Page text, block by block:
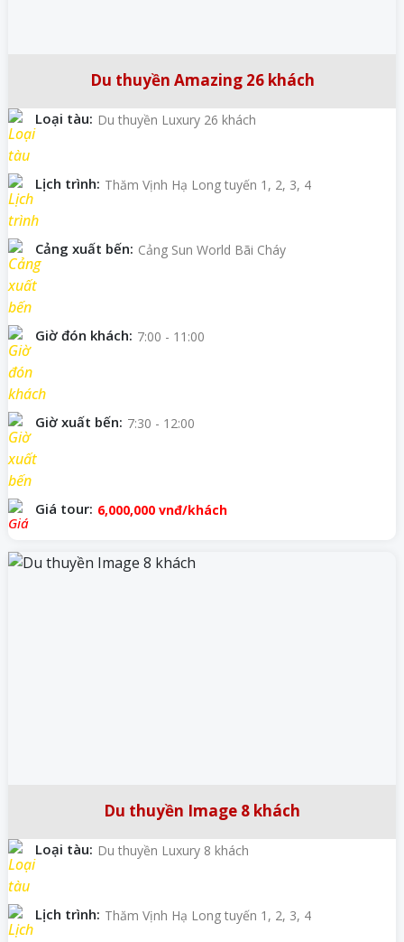
Du thuyền Amazing 26 khách
Loại tàu: Du thuyền Luxury 26 khách
Lịch trình: Thăm Vịnh Hạ Long tuyến 1, 2, 3, 4
Cảng xuất bến: Cảng Sun World Bãi Cháy
Giờ đón khách: 7:00 - 11:00
Giờ xuất bến: 7:30 - 12:00
Giá tour: 6,000,000 vnđ/khách
Du thuyền Image 8 khách
Loại tàu: Du thuyền Luxury 8 khách
Lịch trình: Thăm Vịnh Hạ Long tuyến 1, 2, 3, 4